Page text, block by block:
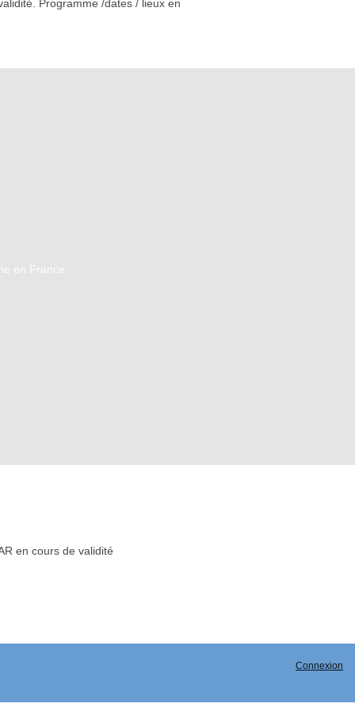
Programme /dates / lieux en
en France.
en cours de validité
Connexion